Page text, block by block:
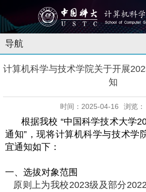
导航
计算机科学与技术学院关于开展
知
时间：2025-04-16 浏览：
根据我校 “中国科学技术大学
通知”，现将计算机科学与技术学
宜通知如下：
一、选拔对象范围
原则上为我校2023级及部分2022